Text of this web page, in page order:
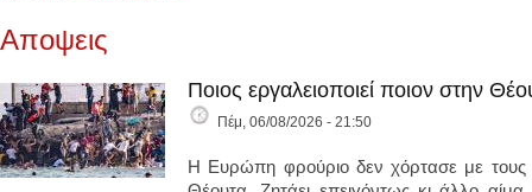
Αποψεις
Ποιος εργαλειοποιεί ποιον στην
Πέμ, 06/08/2026 - 21:50
Η Ευρώπη φρούριο δεν χόρτασε με